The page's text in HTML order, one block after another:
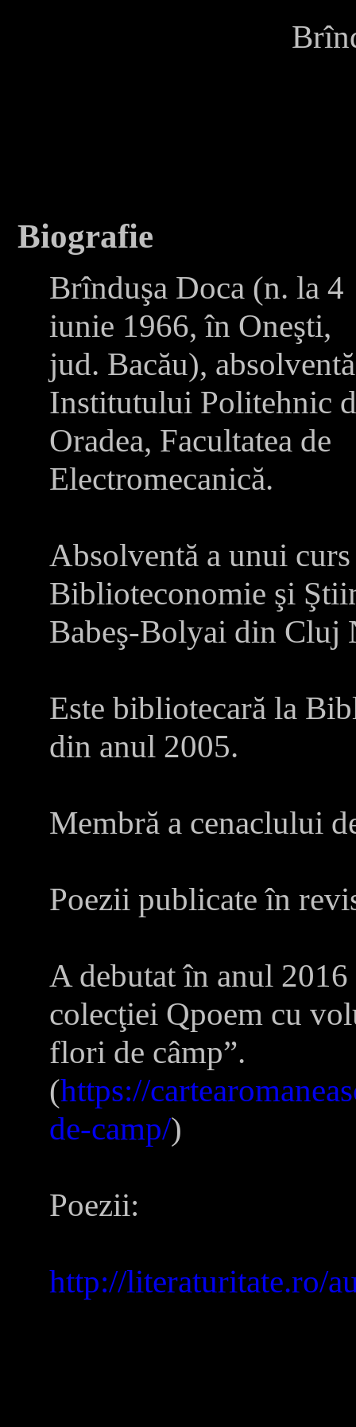
Br
Biografie
Brînduşa Doca (n. la 4
iunie 1966, în Oneşti,
jud. Bacău),
Institutului Politehnic
Oradea, Facultatea de
Electromecanică.
Absolventă a unui
Biblioteconomie şi
Babeş-Bolyai din Cluj
Este bibliotecară la
din anul 2005.
Membră a cenaclului
Poezii publicate în
A debutat în anul
colecţiei Qpoem cu
flori de câmp”.
(https://
de-camp/)
Poezii:
http://literaturitate.ro/